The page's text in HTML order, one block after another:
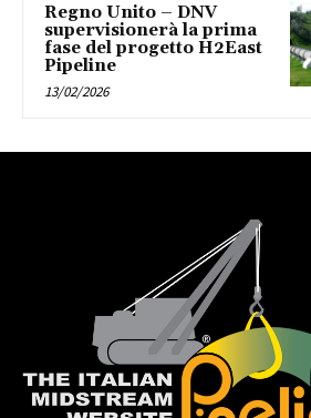
Regno Unito – DNV
supervisionerà la prima
fase del progetto H2East
Pipeline
13/02/2026